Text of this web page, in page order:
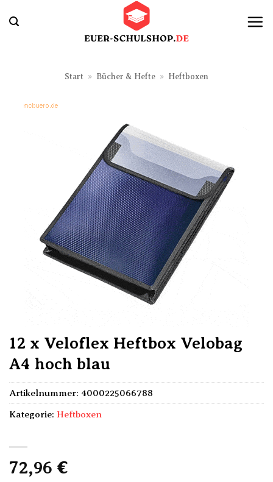
Inhalt
Start » Bücher & Hefte » Heftboxen
12 x Veloflex Heftbox Velobag
A4 hoch blau
72,96 €
Artikelnummer: 4000225066788
Kategorie: Heftboxen